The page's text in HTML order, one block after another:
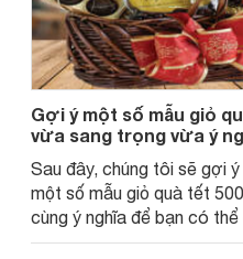
Gợi ý một số mẫu giỏ
vừa sang trọng vừa ý
Sau đây, chúng tôi sẽ gợi
một số mẫu giỏ quà tết
cùng ý nghĩa để bạn có
người thân, bạn bè, nhân